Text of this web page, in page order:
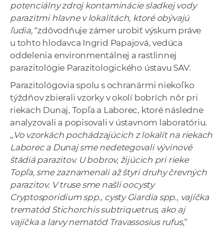
h
potenciálny zdroj kontaminácie sladkej vody
parazitmi hlavne v lokalitách, ktoré obývajú
ľudia,“zdôvodňuje zámer urobiť výskum práve
u tohto hlodavca Ingrid Papajová, vedúca
oddelenia environmentálnej a rastlinnej
parazitológie Parazitologického ústavu SAV.
Parazitológovia spolu s ochranármi niekoľko
týždňov zbierali vzorky v okolí bobrích nôr pri
riekach Dunaj, Topľa a Laborec, ktoré následne
analyzovali a popisovali v ústavnom laboratóriu.
„ Vo vzorkách pochádzajúcich z lokalít na riekach
Laborec a Dunaj sme nedetegovali vývinové
štádiá parazitov. U bobrov, žijúcich pri rieke
Topľa, sme zaznamenali až štyri druhy črevných
parazitov. V truse sme našli oocysty
Cryptosporidium spp., cysty Giardia spp., vajíčka
trematód Stichorchis subtriquetrus, ako aj
vajíčka a larvy nematód Travassosius rufus,“